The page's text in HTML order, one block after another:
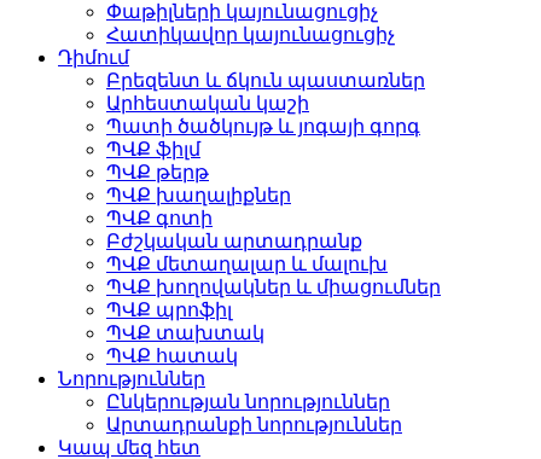
Փաթիլների կայունացուցիչ
Հատիկավոր կայունացուցիչ
Դիմում
Բրեզենտ և ճկուն պաստառներ
Արհեստական ​​կաշի
Պատի ծածկույթ և յոգայի գորգ
ՊՎՔ ֆիլմ
ՊՎՔ թերթ
ՊՎՔ խաղալիքներ
ՊՎՔ գոտի
Բժշկական արտադրանք
ՊՎՔ մետաղալար և մալուխ
ՊՎՔ խողովակներ և միացումներ
ՊՎՔ պրոֆիլ
ՊՎՔ տախտակ
ՊՎՔ հատակ
Նորություններ
Ընկերության նորություններ
Արտադրանքի նորություններ
Կապ մեզ հետ